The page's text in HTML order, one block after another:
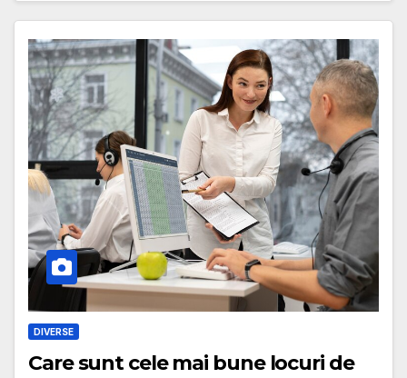
DIVERSE
Care sunt cele mai bune locuri de